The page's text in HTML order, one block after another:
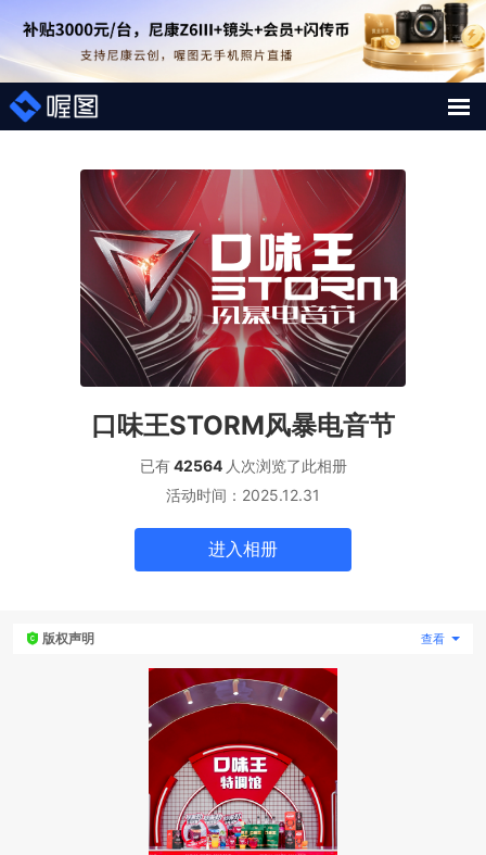
照片案例
短视频直播案例
图片直播系统
AI行业大模型
喔图Skill
立即预约
口味王STORM风暴电音节
已有 42564 人次浏览了此相册
活动时间： 2025.12.31
进入相册
版权声明 查看